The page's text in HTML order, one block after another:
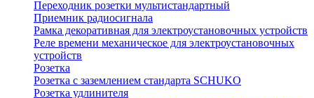
Переходник розетки мультистандартный
Приемник радиосигнала
Рамка декоративная для электроустановочных устройств
Реле времени механическое для электроустановочных
устройств
Розетка
Розетка с заземлением стандарта SCHUKO
Розетка удлинителя